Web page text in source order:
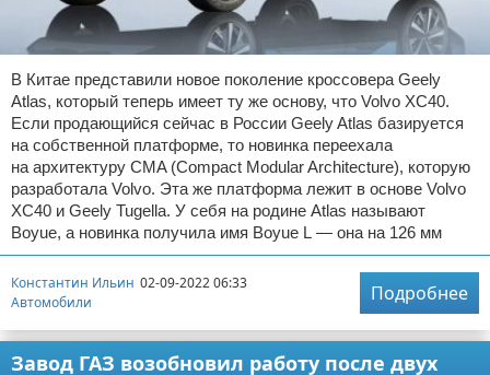
В Китае представили новое поколение кроссовера Geely
Atlas, который теперь имеет ту же основу, что Volvo XC40.
Если продающийся сейчас в России Geely Atlas базируется
на собственной платформе, то новинка переехала
на архитектуру CMA (Compact Modular Architecture), которую
разработала Volvo. Эта же платформа лежит в основе Volvo
XC40 и Geely Tugella. У себя на родине Atlas называют
Boyue, а новинка получила имя Boyue L — она на 126 мм
Константин Ильин 02-09-2022 06:33
Автомобили
Подробнее
Завод ГАЗ возобновил работу после двух